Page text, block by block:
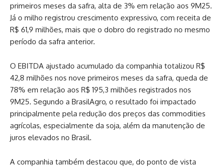
primeiros meses da safra, alta de 3% em relação aos 9M25.
Já o milho registrou crescimento expressivo, com receita de
R$ 61,9 milhões, mais que o dobro do registrado no mesmo
período da safra anterior.
O EBITDA ajustado acumulado da companhia totalizou R$
42,8 milhões nos nove primeiros meses da safra, queda de
78% em relação aos R$ 195,3 milhões registrados nos
9M25. Segundo a BrasilAgro, o resultado foi impactado
principalmente pela redução dos preços das commodities
agrícolas, especialmente da soja, além da manutenção de
juros elevados no Brasil.
A companhia também destacou que, do ponto de vista